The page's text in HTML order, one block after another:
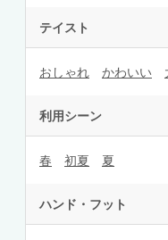
テイスト
おしゃれ かわいい
利用シーン
春 初夏 夏
ハンド・フット